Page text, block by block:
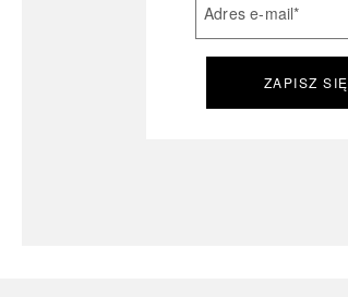
Adres e-mail*
ZAPISZ SIĘ